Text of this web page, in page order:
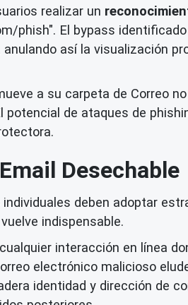
realizar un
phish". El bypass
así la visualización
a su carpeta de Correo
de ataques de
Desechable
deben adoptar
indispensable.
interacción en línea
electrónico malicioso
identidad y dirección de